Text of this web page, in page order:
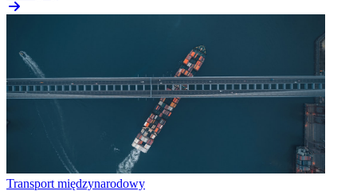
Transport międzynarodowy